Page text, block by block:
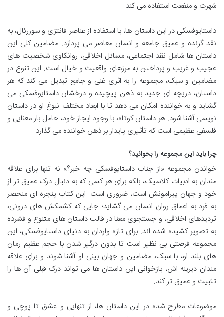
شهرت و منفعت استفاده می کند.
داستایوفسکی در این داستان ها، با استفاده از عناصر فانتزی و سوررئال، به
نقد گزنده و عمیق جامعه و انسان معاصر می پردازد. مضامین کلی این
داستان ها شامل نقد اجتماعی، مسائل اخلاقی، روانکاوی شخصیت های
عجیب و غریب و پرداختن به مرزهای واقعیت و خیال است. این تنوع در
مضامین و سبک، مجموعه را به اثری غنی و جامع تبدیل می کند که هر
داستان، دریچه ای جدید به ذهن پیچیده و درخشان داستایوفسکی می
گشاید و به خواننده امکان می دهد تا با ابعاد مختلف نبوغ او در داستان
نویسی آشنا شود. هر داستان کوتاه، با وجود ایجاز خود، حامل بار معنایی و
فلسفی عظیمی است که تأثیری پایدار بر ذهن خواننده می گذارد.
چرا باید این مجموعه را بخوانید؟
خواندن مجموعه «از جناب داستایوفسکی چه خبر؟» نه تنها برای علاقه
مندان به ادبیات کلاسیک، بلکه برای هر کسی که به دنبال درک عمیق تر از
خود و جهان پیرامونش است، ضروری است. این کتاب پنجره ای منحصر
به فرد به اعماق روان انسان می گشاید؛ جایی که کشمکش های درونی،
تردیدهای اخلاقی، و جستجوی معنا در قالب داستان های متنوع و فشرده
به تصویر کشیده شده اند. برای تازه واردان به دنیای داستایوفسکی، این
مجموعه فرصتی بی نظیر است تا بدون درگیر شدن با حجم عظیم رمان
های بلند او، با سبک، مضامین و جهان بینی او آشنا شوند و برای علاقه
مندان دیرینه اش، بازخوانی این داستان ها می تواند درک قبلی آن ها را
تثبیت و عمیق تر کند.
موضوعات مطرح شده در این داستان ها، از تنهایی و عشق تا پوچی و